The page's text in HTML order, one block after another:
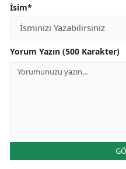
İsim*
Yorum Yazın (500 Karakter)